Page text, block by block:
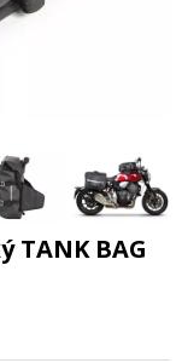
TANK BAG